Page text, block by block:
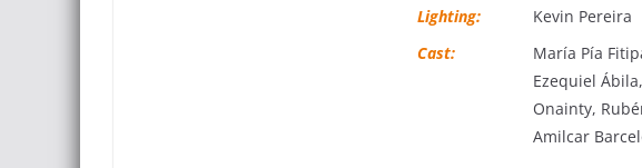
Lighting:
Kevin Pereira
Cast:
María Pía
Ezequiel
Onainty,
Amilcar